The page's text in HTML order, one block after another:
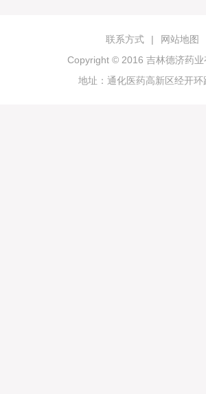
联系方式 |
网站地图
Copyright © 2016 吉林德济药
地址：通化医药高新区经开